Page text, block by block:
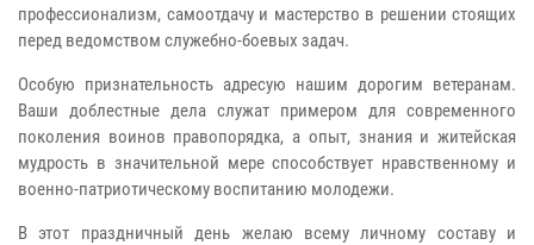
профессионализм, самоотдачу и мастерство в решении стоящих
перед ведомством служебно-боевых задач.
Особую признательность адресую нашим дорогим ветеранам.
Ваши доблестные дела служат примером для современного
поколения воинов правопорядка, а опыт, знания и житейская
мудрость в значительной мере способствует нравственному и
военно-патриотическому воспитанию молодежи.
В этот праздничный день желаю всему личному составу и